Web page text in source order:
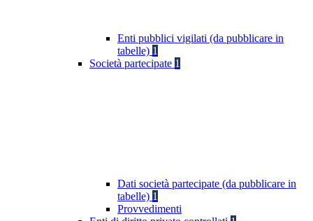
Enti pubblici vigilati (da pubblicare in
tabelle) 1
Società partecipate 1
Dati società partecipate (da pubblicare in
tabelle) 1
Provvedimenti